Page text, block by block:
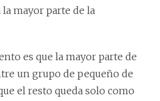
mayor parte de la
es que la mayor parte de
un grupo de pequeño de
el resto queda solo como